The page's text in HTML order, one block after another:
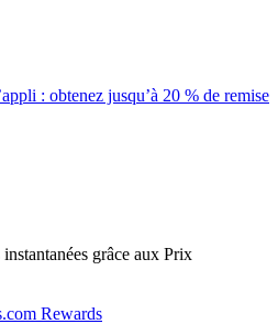
: obtenez jusqu’à 20 % de remise
grâce aux Prix
Rewards